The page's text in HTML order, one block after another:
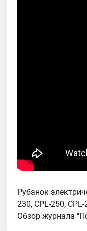
Рубанок
230, CPL-250, CPL-
Обзор журнала